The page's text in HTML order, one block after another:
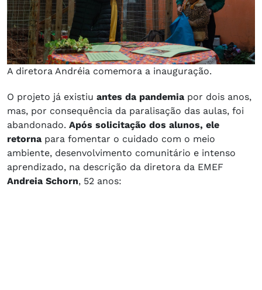
A diretora Andréia comemora a inauguração.
O projeto já existiu antes da pandemia por dois anos,
mas, por consequência da paralisação das aulas, foi
abandonado. Após solicitação dos alunos, ele
retorna para fomentar o cuidado com o meio
ambiente, desenvolvimento comunitário e intenso
aprendizado, na descrição da diretora da EMEF
Andreia Schorn, 52 anos: